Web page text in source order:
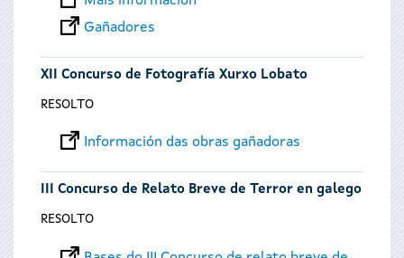
Gañadores
XII Concurso de Fotografía Xurxo Lobato
RESOLTO
Información das obras gañadoras
III Concurso de Relato Breve de Terror en galego
RESOLTO